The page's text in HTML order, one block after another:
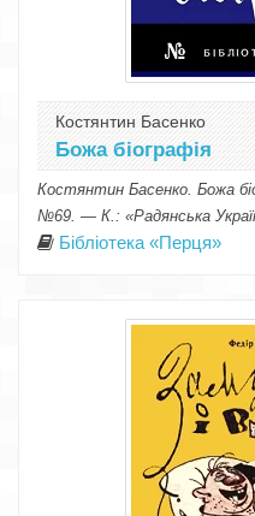
Костянтин Басенко
Божа біографія
Костянтин Басенко. Божа
№69. — К.: «Радянська
Бібліотека «Перця»